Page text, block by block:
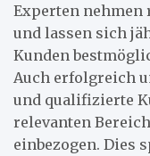
Experten nehmen
und lassen sich
Kunden
Auch erfolgreich
und qualifizierte
relevanten
einbezogen. Dies